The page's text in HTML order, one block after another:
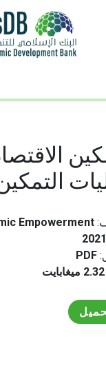
Empowerment
2021
PDF
2.32 ميغابايت